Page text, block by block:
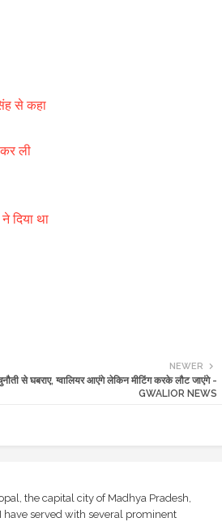
से कहा
ली
दिया था
NEWER
से घबराए, ग्वालियर आएंगे लेकिन मीटिंग करके लौट जाएंगे -
GWALIOR NEWS
the capital city of Madhya Pradesh,
have served with several prominent